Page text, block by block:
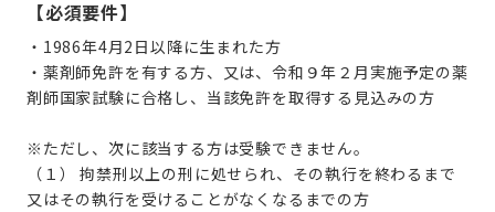
【必須要件】
・ 1986年4月2日以降に生まれた方
・薬剤師免許を有する方、又は、令和９年２月実施予定の薬
剤師国家試験に合格し、当該免許を取得する見込みの方
※ただし、次に該当する方は受験できません。
（１） 拘禁刑以上の刑に処せられ、その執行を終わるまで
又はその執行を受けることがなくなるまでの方